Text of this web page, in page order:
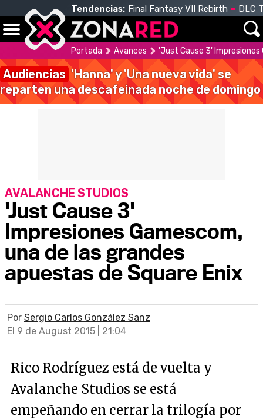
Tendencias: Final Fantasy VII Rebirth DLC
Portada Avances 'Just Cause 3' Impresiones
Audiencias 'Hanna' y 'Una nueva vida' se
reparten una descafeinada noche de domingo
'Just Cause 3'
Impresiones Gamescom,
una de las grandes
apuestas de Square Enix
AVALANCHE STUDIOS
Por Sergio Carlos González Sanz
El 9 de August 2015 | 21:04
Rico Rodríguez está de vuelta y
Avalanche Studios se está
empeñando en cerrar la trilogía por